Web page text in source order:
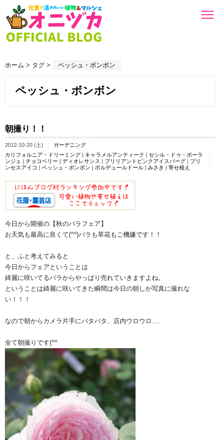
ホーム > タグ > ペッシュ・ボンボン
ペッシュ・ボンボン
朝撮り！！
2012-10-20 (土)
ガーデニング
カリフォルニア・ドリーミング | キャラメルアンティーク | セシル・ドゥ・ボーラ
ンジェ | チョコベリー | ディオレサンス | ブリリアントピンクアイスバーグ | プリ
ンセスアイコ | ペッシュ・ボンボン | ボルデュールドール | みさき | 寄せ植え
今日から開催の【秋のバラフェア】
お天気も最高に良くて(^^)バラも草花もご機嫌です！！
と、ふと考えてみると
今日からフェアということは
綺麗に咲いてるバラからやっぱり売れていきますよね。
ということは綺麗に咲いてきた瞬間は今日の朝しか写真に撮れな
い！！！
なので朝からカメラ片手にバタバタ、店内ウロウロ….
全て朝撮りです(^^ゞ